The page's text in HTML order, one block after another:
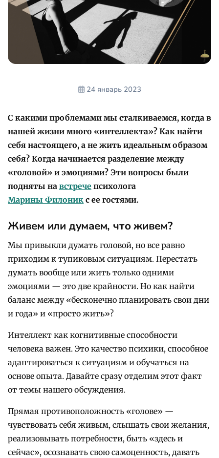
24 январь 2023
С какими проблемами мы сталкиваемся, когда в
нашей жизни много «интеллекта»? Как найти
себя настоящего, а не жить идеальным образом
себя? Когда начинается разделение между
«головой» и эмоциями? Эти вопросы были
подняты на встрече психолога
Марины Филоник с ее гостями.
Живем или думаем, что живем?
Мы привыкли думать головой, но все равно
приходим к тупиковым ситуациям. Перестать
думать вообще или жить только одними
эмоциями — это две крайности. Но как найти
баланс между «бесконечно планировать свои дни
и года» и «просто жить»?
Интеллект как когнитивные способности
человека важен. Это качество психики, способное
адаптироваться к ситуациям и обучаться на
основе опыта. Давайте сразу отделим этот факт
от темы нашего обсуждения.
Прямая противоположность «голове» —
чувствовать себя живым, слышать свои желания,
реализовывать потребности, быть «здесь и
сейчас», осознавать свою самоценность, давать